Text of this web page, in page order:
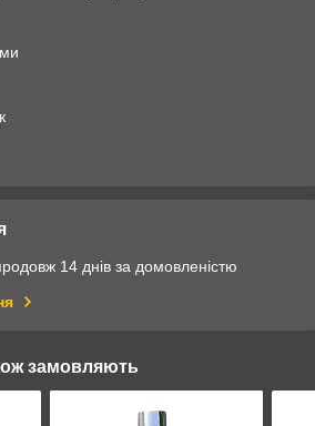
14 днів за домовленістю
замовляють